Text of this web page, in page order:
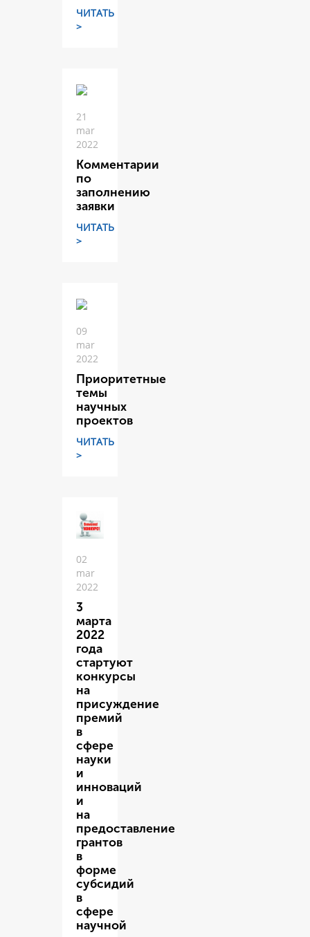
ЧИТАТЬ
>
21
mar
2022
Комментарии
по
заполнению
заявки
ЧИТАТЬ
>
09
mar
2022
Приоритетные
темы
научных
проектов
ЧИТАТЬ
>
02
mar
2022
3
марта
2022
года
стартуют
конкурсы
на
присуждение
премий
в
сфере
науки
и
инноваций
и
на
предоставление
грантов
в
форме
субсидий
в
сфере
научной